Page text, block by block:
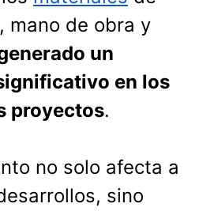
mano de obra y
un
en los
proyectos.
no solo afecta a
sino